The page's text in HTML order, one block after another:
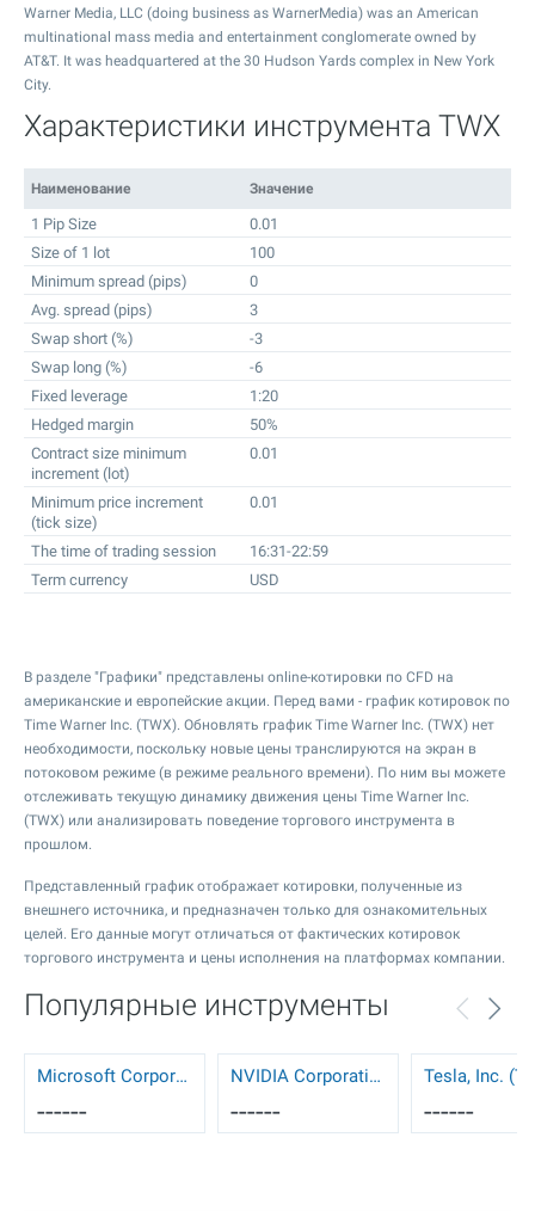
Warner Media, LLC (doing business as WarnerMedia) was an American
multinational mass media and entertainment conglomerate owned by
AT&T. It was headquartered at the 30 Hudson Yards complex in New York
City.
Характеристики инструмента TWX
Наименование Значение
1 Pip Size
0.01
Size of 1 lot
100
Minimum spread (pips)
0
Avg. spread (pips)
3
Swap short (%)
-3
Swap long (%)
-6
Fixed leverage
1:20
Hedged margin
50%
Contract size minimum
increment (lot)
0.01
Minimum price increment
(tick size)
0.01
The time of trading session
16:31-22:59
Term currency
USD
В разделе "Графики" представлены online-котировки по CFD на
американские и европейские акции. Перед вами - график котировок по
Time Warner Inc. (TWX). Обновлять график Time Warner Inc. (TWX) нет
необходимости, поскольку новые цены транслируются на экран в
потоковом режиме (в режиме реального времени). По ним вы можете
отслеживать текущую динамику движения цены Time Warner Inc.
(TWX) или анализировать поведение торгового инструмента в
прошлом.
Представленный график отображает котировки, полученные из
внешнего источника, и предназначен только для ознакомительных
целей. Его данные могут отличаться от фактических котировок
торгового инструмента и цены исполнения на платформах компании.
Популярные инструменты
Microsoft Corporation (MSFT)
------
NVIDIA Corporation (NVDA)
------
Tesla, Inc.
------